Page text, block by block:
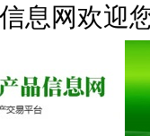
息网欢迎